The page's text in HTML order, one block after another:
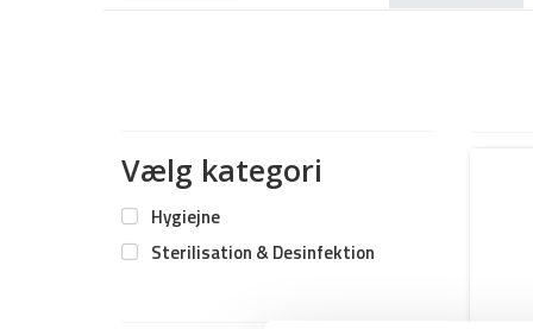
Vælg kategori
Hygiejne
Sterilisation & Desinfektion